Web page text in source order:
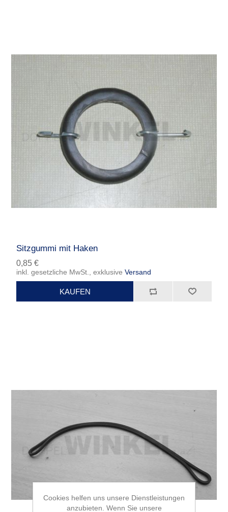
Sitzgummi mit Haken
0,85 €
inkl. gesetzliche MwSt., exklusiveVersand
Cookies helfen uns unsere Dienstleistungen
anzubieten. Wenn Sie unsere